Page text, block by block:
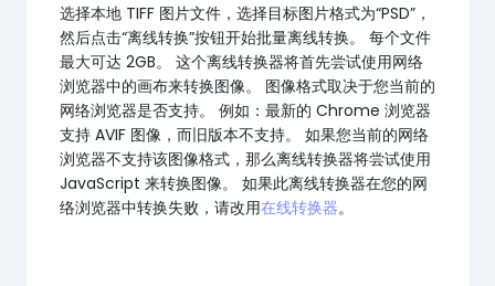
选择本地 TIFF 图片文件，选择目标图片格式为“PSD”，
然后点击“离线转换”按钮开始批量离线转换。 每个文件
最大可达 2GB。 这个离线转换器将首先尝试使用网络
浏览器中的画布来转换图像。 图像格式取决于您当前的
网络浏览器是否支持。 例如：最新的 Chrome 浏览器
支持 AVIF 图像，而旧版本不支持。 如果您当前的网络
浏览器不支持该图像格式，那么离线转换器将尝试使用
JavaScript 来转换图像。 如果此离线转换器在您的网
络浏览器中转换失败，请改用在线转换器。